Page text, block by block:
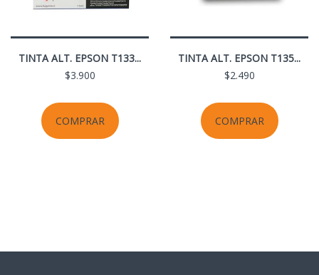
TINTA ALT. EPSON T133...
$3.900
COMPRAR
TINTA ALT. EPSON T135...
$2.490
COMPRAR